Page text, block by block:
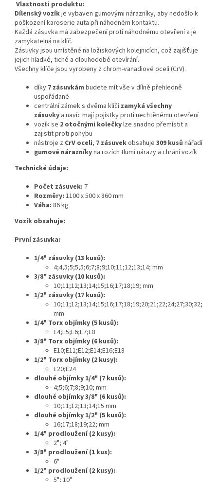
Vlastnosti produktu:
Dílenský vozíkje vybaven gumovými nárazníky, aby nedošlo k
poškození karoserie auta při náhodném kontaktu.
Každá zásuvka má zabezpečení proti náhodnému otevření a je
zamykatelná na klíč.
Zásuvky jsou umístěné na ložiskových kolejnicích, což zajišťuje
jejich hladké, tiché a dlouhodobé otevírání.
Všechny klíče jsou vyrobeny z chrom-vanadiové oceli (CrV).
díky 7 zásuvkám budete mít vše v dílně přehledně
uspořádané
centrální zámek s dvěma klíči zamyká všechny
zásuvky a navíc mají pojistky proti nechtěnému otevření
vozík se 2 otočnými kolečkylze snadno přemístit a
zajistit proti pohybu
nástroje z CrV oceli, 7 zásuvekobsahuje 309 kusů nářadí
gumové nárazníkyna rozích tlumí nárazy a chrání vozík
Technické údaje:
Počet zásuvek: 7
Rozměry: 1100 x 500 x 860 mm
Váha: 86 kg
Vozík obsahuje:
První zásuvka:
1/4" zásuvky (13 kusů):
4;4,5;5;5,5;6;7;8;9;10;11;12;13;14; mm
3/8" zásuvky (10 kusů):
10;11;12;13;14;15;16;17;18;19; mm
1/2" zásuvky (17 kusů):
10;11;12;13;14;15;16;17;18;19;20;21;22;24;27;30;32;
mm
1/4" Torx objímky (5 kusů):
E4;E5;E6;E7;E8
3/8" Torx objímky (6 kusů):
E10;E11;E12;E14;E16;E18
1/2" Torx objímky (2 kusy):
E20;E24
dlouhé objímky 1/4" (7 kusů):
4;5;6;7;8;9;10; mm
dlouhé objímky 3/8" (6 kusů):
10;11;12;13;14;15 mm
dlouhé objímky 1/2" (5 kusů):
16;17;18;19;22; mm
1/4" prodloužení (2 kusy):
2"; 4"
3/8" prodloužení (1 kus):
6"
1/2" prodloužení (2 kusy):